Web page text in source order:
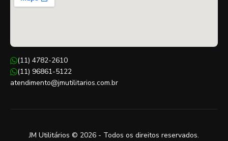
(11) 4782-2610
(11) 96861-5122
atendimento@jmutilitarios.com.br
JM Utilitários © 2026 - Todos os direitos reservados.